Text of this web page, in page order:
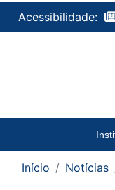
Acessibilidade:
Início Notícias